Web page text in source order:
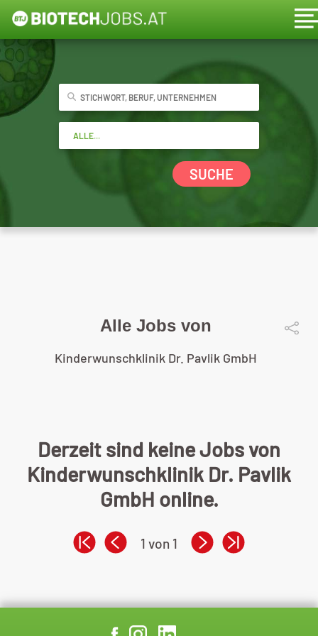
SUCHE
Alle Jobs von
Kinderwunschklinik Dr. Pavlik GmbH
Derzeit sind keine Jobs von
Kinderwunschklinik Dr. Pavlik
GmbH online.
1 von 1